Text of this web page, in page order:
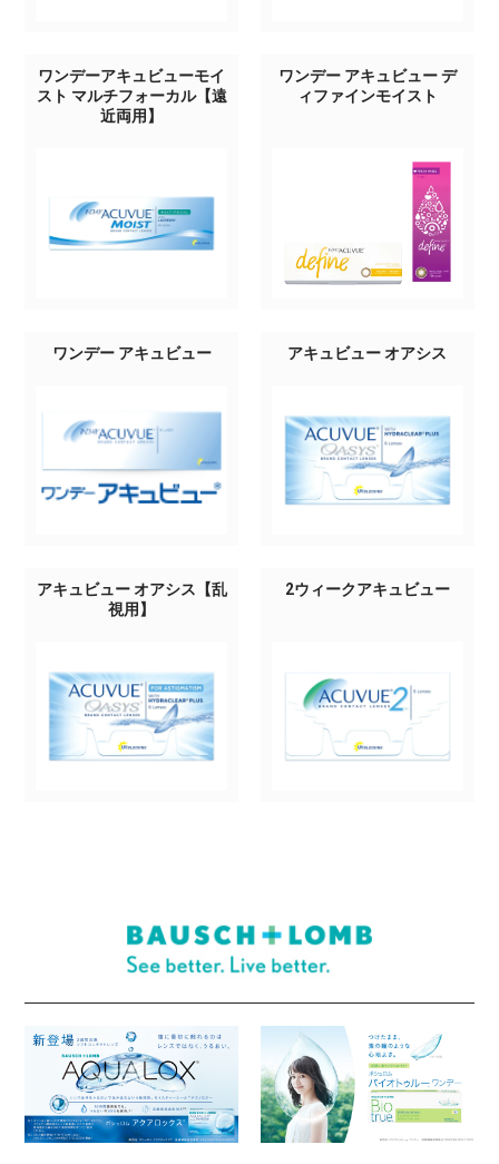
ワンデーアキュビューモイ
スト マルチフォーカル【遠
近両用】
ワンデー アキュビュー デ
ィファインモイスト
ワンデー アキュビュー アキュビュー オアシス
アキュビュー オアシス【乱
視用】
2ウィークアキュビュー